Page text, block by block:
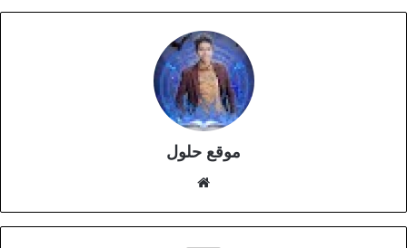
موقع حلول